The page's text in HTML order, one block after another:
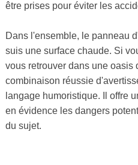
être prises pour éviter les
Dans l'ensemble, le panneau
suis une surface chaude. Si
vous retrouver dans une oasis
combinaison réussie
langage humoristique. Il offre
en évidence les dangers
du sujet.